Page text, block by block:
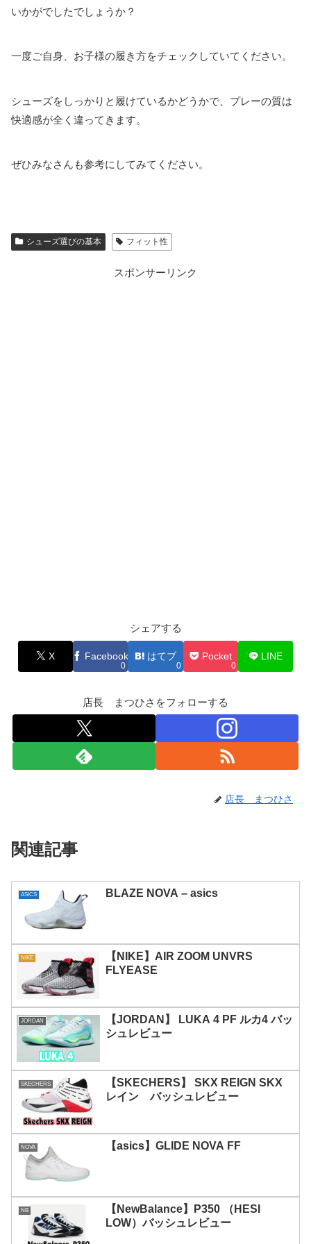
いかがでしたでしょうか？
一度ご自身、お子様の履き方をチェックしていてください。
シューズをしっかりと履けているかどうかで、プレーの質は
快適感が全く違ってきます。
ぜひみなさんも参考にしてみてください。
シューズ選びの基本 フィット性
スポンサーリンク
シェアする
X Facebook
0
はてブ
0
Pocket
0
LINE
店長 まつひさをフォローする
店長 まつひさ
関連記事
ASICS BLAZE NOVA – asics
NIKE
【NIKE】AIR ZOOM UNVRS
FLYEASE
JORDAN
【JORDAN】 LUKA 4 PF ルカ4 バッ
シュレビュー
SKECHERS
【SKECHERS】 SKX REIGN SKX
レイン バッシュレビュー
NOVA 【asics】GLIDE NOVA FF
NB
【NewBalance】P350 （HESI
LOW）バッシュレビュー